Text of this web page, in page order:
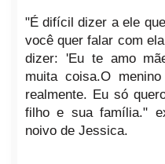
"É difícil dizer a ele
você quer falar com
dizer: 'Eu te amo
muita coisa.O
realmente. Eu só
filho e sua família."
noivo de Jessica.